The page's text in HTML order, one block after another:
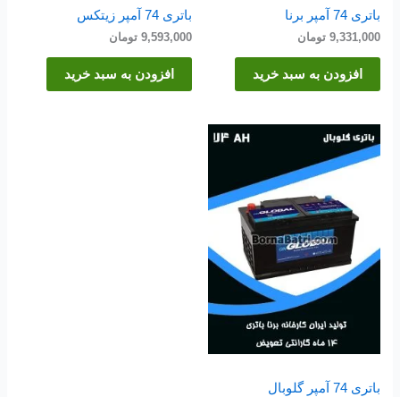
باتری 74 آمپر برنا
9,331,000 تومان
افزودن به سبد خرید
باتری 74 آمپر زیتکس
9,593,000 تومان
افزودن به سبد خرید
باتری 74 آمپر گلوبال